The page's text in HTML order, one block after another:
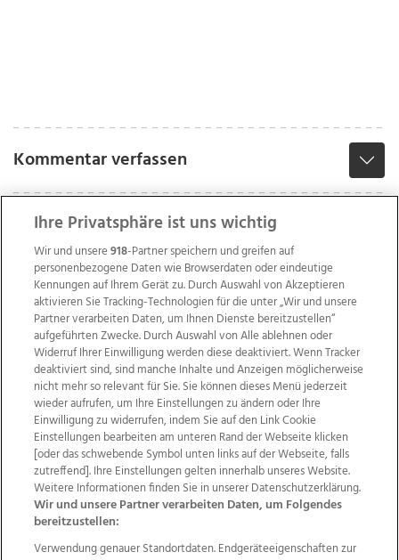
Kommentar verfassen
Wir über uns Mediadaten Kontakt
Jobs
Datenschutz
Impressum
AGB Anzeigekunden
AGB Website
Ehrenkodex Politische Werbung
Weitere Angebote des Medienhauses Wimmer
Ihre Privatsphäre ist uns wichtig
Wir und unsere918-Partner speichern und greifen auf
personenbezogene Daten wie Browserdaten oder eindeutige
Kennungen auf Ihrem Gerät zu. Durch Auswahl von Akzeptieren
aktivieren Sie Tracking-Technologien für die unter „Wir und unsere
Partner verarbeiten Daten, um Ihnen Dienste bereitzustellen“
aufgeführten Zwecke. Durch Auswahl von Alle ablehnen oder
Widerruf Ihrer Einwilligung werden diese deaktiviert. Wenn Tracker
deaktiviert sind, sind manche Inhalte und Anzeigen möglicherweise
nicht mehr so relevant für Sie. Sie können dieses Menü jederzeit
wieder aufrufen, um Ihre Einstellungen zu ändern oder Ihre
Einwilligung zu widerrufen, indem Sie auf den Link Cookie
Einstellungen bearbeiten am unteren Rand der Webseite klicken
[oder das schwebende Symbol unten links auf der Webseite, falls
zutreffend]. Ihre Einstellungen gelten innerhalb unseres Website.
Weitere Informationen finden Sie in unserer Datenschutzerklärung.
Wir und unsere Partner verarbeiten Daten, um Folgendes
bereitzustellen:
Verwendung genauer Standortdaten. Endgeräteeigenschaften zur